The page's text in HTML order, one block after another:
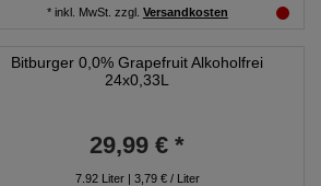
* inkl. MwSt. zzgl. Versandkosten
Bitburger 0,0% Grapefruit Alkoholfrei
24x0,33L
29,99 € *
7.92Liter| 3,79 € / Liter